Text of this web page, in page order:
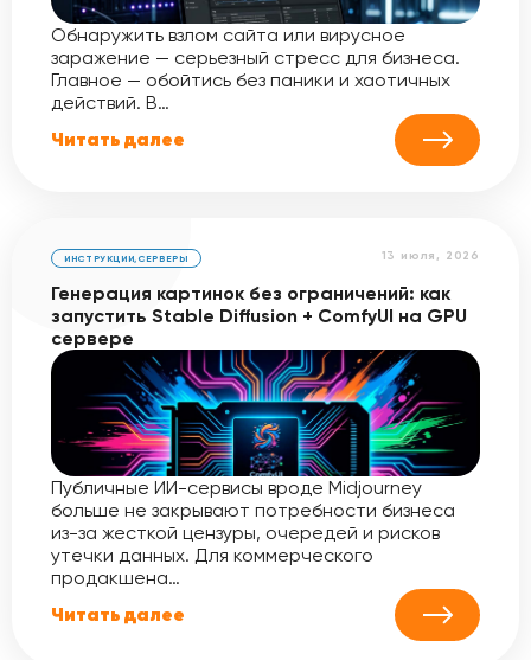
Обнаружить взлом сайта или вирусное
заражение — серьезный стресс для бизнеса.
Главное — обойтись без паники и хаотичных
действий. В…
Читать далее
13 июля, 2026
ИНСТРУКЦИИ, СЕРВЕРЫ
Генерация картинок без ограничений: как
запустить Stable Diffusion + ComfyUI на GPU
сервере
Публичные ИИ-сервисы вроде Midjourney
больше не закрывают потребности бизнеса
из-за жесткой цензуры, очередей и рисков
утечки данных. Для коммерческого
продакшена…
Читать далее